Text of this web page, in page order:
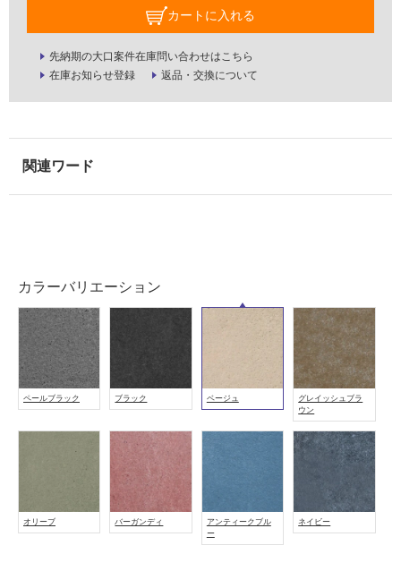
カートに入れる
先納期の大口案件在庫問い合わせはこちら
在庫お知らせ登録
返品・交換について
カラーバリエーション
ペールブラック ブラック ベージュ
グレイッシュブラ
ウン
オリーブ バーガンディ
アンティークブル
ー
ネイビー
し
て
い
屋
浴
室
壁
使
可
能